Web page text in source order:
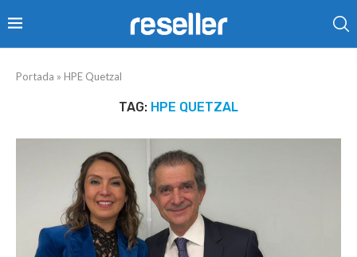
Portada » HPE Quetzal
TAG: HPE QUETZAL